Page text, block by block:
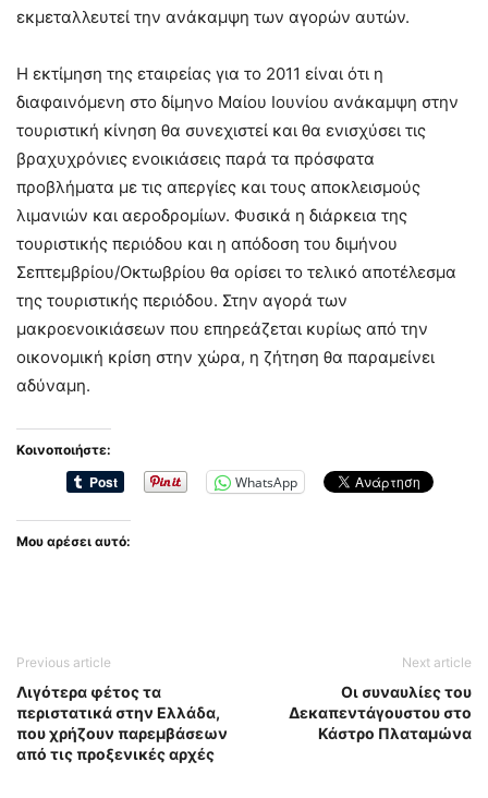
εκμεταλλευτεί την ανάκαμψη των αγορών αυτών.
Η εκτίμηση της εταιρείας για το 2011 είναι ότι η
διαφαινόμενη στο δίμηνο Μαίου Ιουνίου ανάκαμψη στην
τουριστική κίνηση θα συνεχιστεί και θα ενισχύσει τις
βραχυχρόνιες ενοικιάσεις παρά τα πρόσφατα
προβλήματα με τις απεργίες και τους αποκλεισμούς
λιμανιών και αεροδρομίων. Φυσικά η διάρκεια της
τουριστικής περιόδου και η απόδοση του διμήνου
Σεπτεμβρίου/Οκτωβρίου θα ορίσει το τελικό αποτέλεσμα
της τουριστικής περιόδου. Στην αγορά των
μακροενοικιάσεων που επηρεάζεται κυρίως από την
οικονομική κρίση στην χώρα, η ζήτηση θα παραμείνει
αδύναμη.
Κοινοποιήστε:
WhatsApp
Μου αρέσει αυτό:
Previous article
Λιγότερα φέτος τα
περιστατικά στην Ελλάδα,
που χρήζουν παρεμβάσεων
από τις προξενικές αρχές
Next article
Οι συναυλίες του
Δεκαπεντάγουστου στο
Κάστρο Πλαταμώνα